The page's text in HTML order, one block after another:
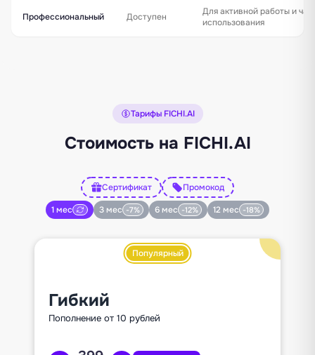
Профессиональный Доступен
Для активной работы и
использования
Тарифы FICHI.AI
Стоимость на FICHI.AI
Сертификат
1 мес
3 мес -7% 6 мес -12% 12 мес -18%
Промокод
Популярный
Гибкий
Пополнение от 10 рублей